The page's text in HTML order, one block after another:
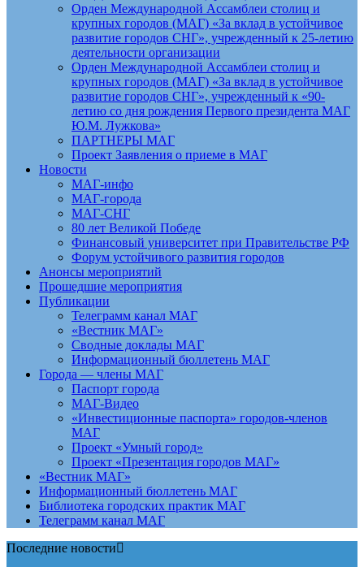
Орден Международной Ассамблеи столиц и
крупных городов (МАГ) «За вклад в устойчивое
развитие городов СНГ», учрежденный к 25-летию
деятельности организации
Орден Международной Ассамблеи столиц и
крупных городов (МАГ) «За вклад в устойчивое
развитие городов СНГ», учрежденный к «90-
летию со дня рождения Первого президента МАГ
Ю.М. Лужкова»
ПАРТНЕРЫ МАГ
Проект Заявления о приеме в МАГ
Новости
МАГ-инфо
МАГ-города
МАГ-СНГ
80 лет Великой Победе
Финансовый университет при Правительстве РФ
Форум устойчивого развития городов
Анонсы мероприятий
Прошедшие мероприятия
Публикации
Телеграмм канал МАГ
«Вестник МАГ»
Сводные доклады МАГ
Информационный бюллетень МАГ
Города — члены МАГ
Паспорт города
МАГ-Видео
«Инвестиционные паспорта» городов-членов
МАГ
Проект «Умный город»
Проект «Презентация городов МАГ»
«Вестник МАГ»
Информационный бюллетень МАГ
Библиотека городских практик МАГ
Телеграмм канал МАГ
Последние новости